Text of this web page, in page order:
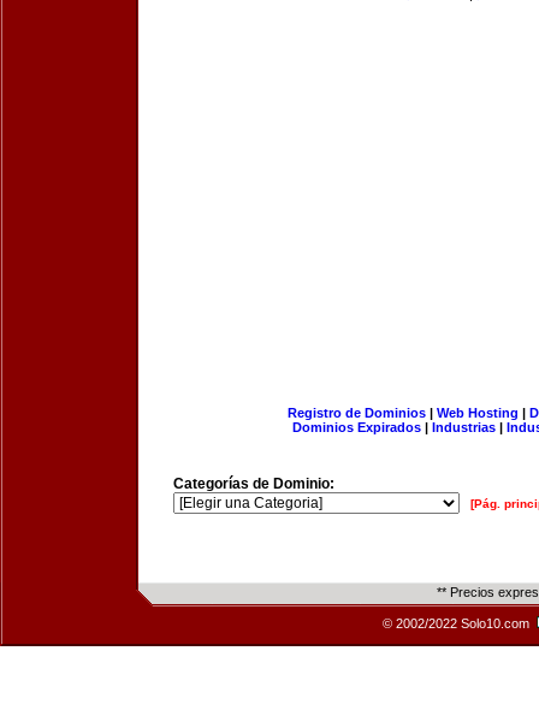
Registro de Dominios| Web Hosting |
Dominios Expirados | Industrias |
Categorías de Dominio:
[Pág.
** Precios
© 2002/2022 Solo10.com